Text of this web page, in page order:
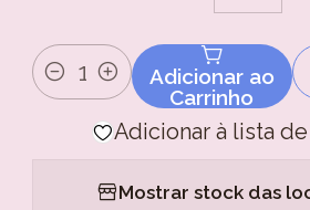
Quantidade
Adicionar ao
Carrinho
Adicionar à lista
Mostrar stock das